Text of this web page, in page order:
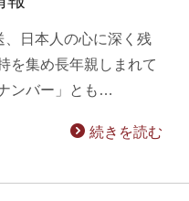
日本人の心に深く残
を集め長年親しまれて
ンバー」とも…
続きを読む